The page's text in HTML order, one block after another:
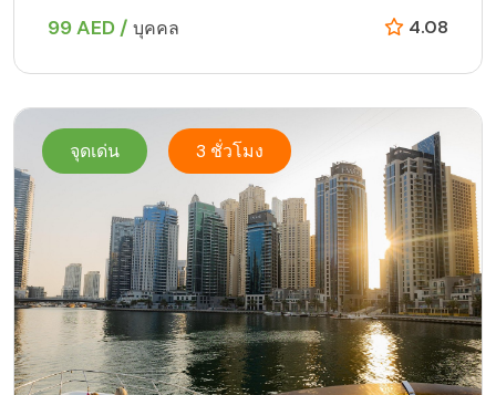
99 AED / บุคคล 4.08
จุดเด่น 3 ชั่วโมง